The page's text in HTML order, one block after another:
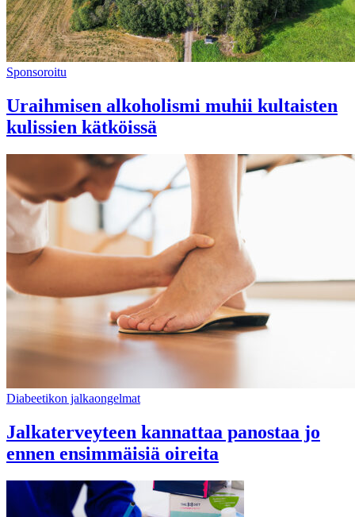
Sponsoroitu
Uraihmisen alkoholismi muhii kultaisten
kulissien kätköissä
Diabeetikon jalkaongelmat
Jalkaterveyteen kannattaa panostaa jo
ennen ensimmäisiä oireita